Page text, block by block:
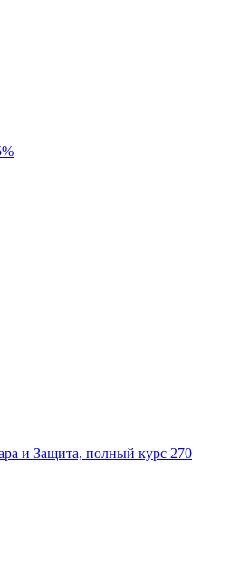
и Защита, полный курс 270